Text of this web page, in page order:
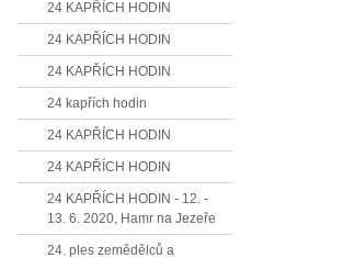
24 KAPŘÍCH HODIN
24 KAPŘÍCH HODIN
24 KAPŘÍCH HODIN
24 kapřích hodin
24 KAPŘÍCH HODIN
24 KAPŘÍCH HODIN
24 KAPŘÍCH HODIN - 12. -
13. 6. 2020, Hamr na Jezeře
24. ples zemědělců a